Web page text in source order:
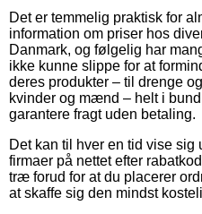
Det er temmelig praktisk for
information om priser hos
Danmark, og følgelig har
ikke kunne slippe for at
deres produkter – til drenge
kvinder og mænd – helt i
garantere fragt uden betaling.
Det kan til hver en tid vise sig
firmaer på nettet efter
træ forud for at du placerer
at skaffe sig den mindst